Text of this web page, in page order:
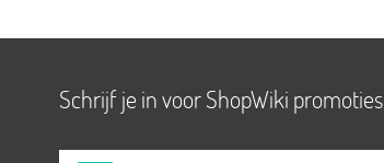
Schrijf je in voor ShopWiki promoties